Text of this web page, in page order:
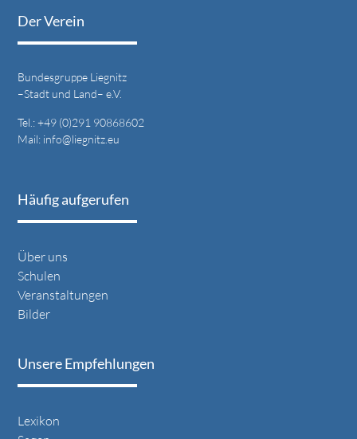
Der Verein
Bundesgruppe Liegnitz
–Stadt und Land– e.V.
Tel.: +49 (0)291 90868602
Mail: info@liegnitz.eu
Häufig aufgerufen
Über uns
Schulen
Veranstaltungen
Bilder
Unsere Empfehlungen
Lexikon